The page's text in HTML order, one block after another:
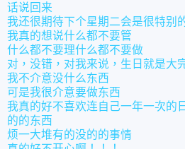
话说回来
我还很期待下个星期二会是很特别
我真的想说什么都不要管
什么都不要理什么都不要做
对，没错，对我来说，生日就是大
我不介意没什么东西
可是我很介意要做东西
我真的好不喜欢连自己一年一次的
的的东西
烦一大堆有的没的的事情